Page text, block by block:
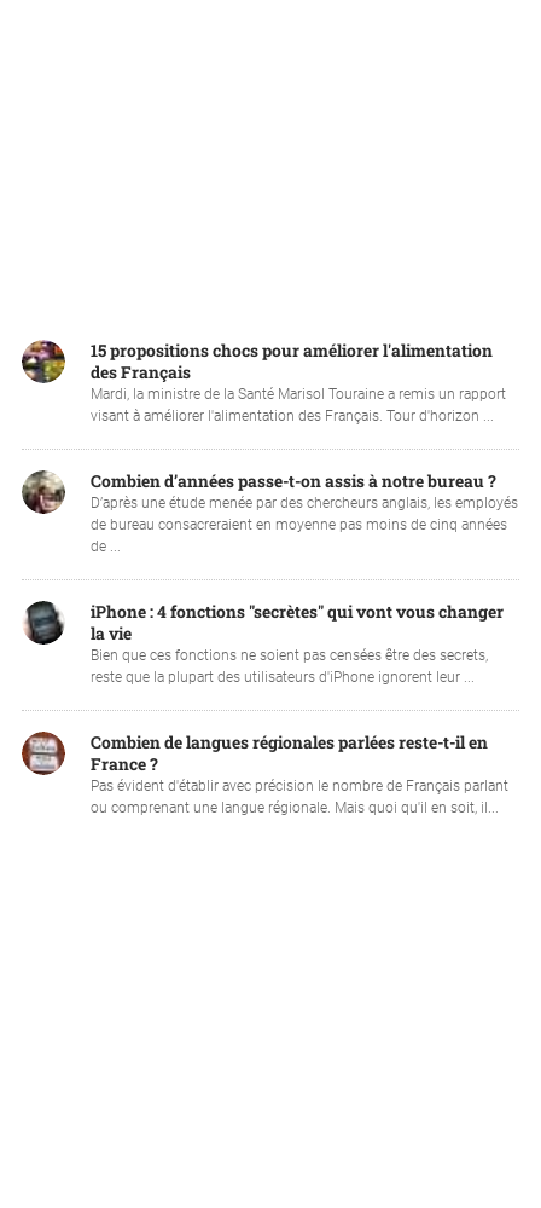
15 propositions chocs pour améliorer l'alimentation
des Français
Mardi, la ministre de la Santé Marisol Touraine a remis un rapport
visant à améliorer l'alimentation des Français. Tour d'horizon ...
Combien d’années passe-t-on assis à notre bureau ?
D’après une étude menée par des chercheurs anglais, les employés
de bureau consacreraient en moyenne pas moins de cinq années
de ...
iPhone : 4 fonctions "secrètes" qui vont vous changer
la vie
Bien que ces fonctions ne soient pas censées être des secrets,
reste que la plupart des utilisateurs d'iPhone ignorent leur ...
Combien de langues régionales parlées reste-t-il en
France ?
Pas évident d'établir avec précision le nombre de Français parlant
ou comprenant une langue régionale. Mais quoi qu'il en soit, il...